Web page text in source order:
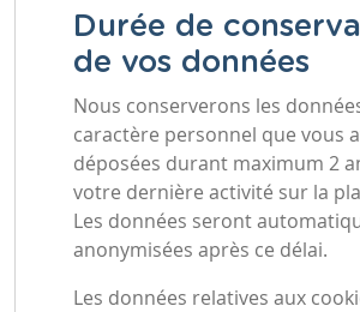
Durée de
de vos données
Nous conserverons les
caractère personnel que vous
déposées durant maximum 2
votre dernière activité sur la
Les données seront
anonymisées après ce délai.
Les données relatives aux